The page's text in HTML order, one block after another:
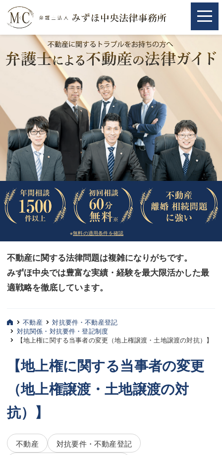
取扱分野
相続・遺言
離婚（夫婦間トラブル）
企業法務
労働問題（解雇，残業等）
刑事弁護
交通事故
法律相談など（その他）
お客様へ
みずほ中央の特長・形式編
弁護士紹介
三平 聡史
酒井 博之
坂本 陽一
三平 隆史
※無料の適用条件を確認
不動産に関する法律問題は複雑になりがちです。
みずほ中央では豊富な実績・経験を最大限活かした最
適戦略を徹底しています。
取扱分野
相続・遺言
離婚（夫婦間トラブル）
企業法務
労働問題（解雇，残業等）
刑事弁護
交通事故
法律相談など（その他）
お客様へ
みずほ中央の特長・形式編
弁護士紹介
三平 聡史
酒井 博之
坂本 陽一
三平 隆史
不動産
対抗要件・不動産登記
対抗関係・対抗要件・登記制度
【地上権に関する当事者の変更（地上権譲渡・土地譲渡の対抗）】
【地上権に関する当事者の変更
（地上権譲渡・土地譲渡の対
抗）】
不動産
対抗要件・不動産登記